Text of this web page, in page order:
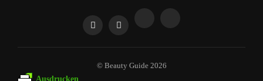
© Beauty Guide 2026
Ausdrucken